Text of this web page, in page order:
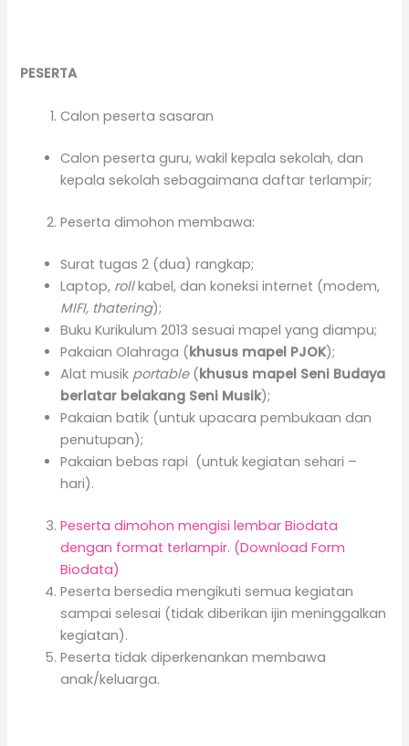
PESERTA
Calon peserta sasaran
Calon peserta guru, wakil kepala sekolah, dan
kepala sekolah sebagaimana daftar terlampir;
Peserta dimohon membawa:
Surat tugas 2 (dua) rangkap;
Laptop, rollkabel, dan koneksi internet (modem,
MIFI, thatering);
Buku Kurikulum 2013 sesuai mapel yang diampu;
Pakaian Olahraga (khusus mapel PJOK);
Alat musik portable(khusus mapel Seni Budaya
berlatar belakang Seni Musik);
Pakaian batik (untuk upacara pembukaan dan
penutupan);
Pakaian bebas rapi (untuk kegiatan sehari –
hari).
Peserta dimohon mengisi lembar Biodata
dengan format terlampir. (Download Form
Biodata)
Peserta bersedia mengikuti semua kegiatan
sampai selesai (tidak diberikan ijin meninggalkan
kegiatan).
Peserta tidak diperkenankan membawa
anak/keluarga.